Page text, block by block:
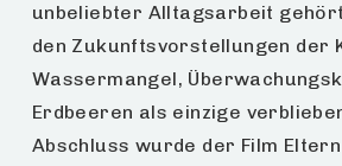
unbeliebter Alltagsarbeit
den Zukunftsvorstellungen der
Wassermangel,
Erdbeeren als einzige
Abschluss wurde der Film